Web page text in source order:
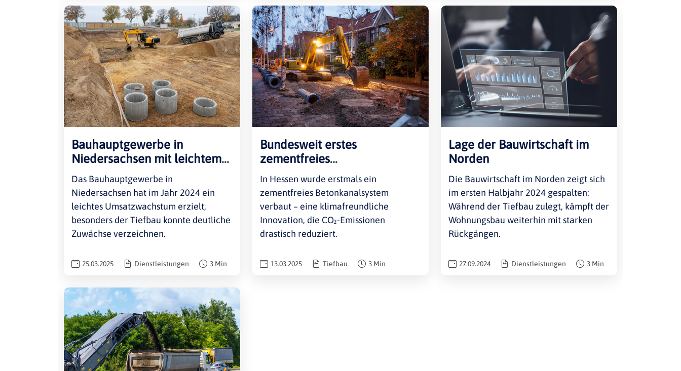
Bauhauptgewerbe in
Niedersachsen mit leichtem
Umsatzwachstum
Das Bauhauptgewerbe in
Niedersachsen hat im Jahr 2024 ein
leichtes Umsatzwachstum erzielt,
besonders der Tiefbau konnte deutliche
Zuwächse verzeichnen.
25.03.2025 Dienstleistungen 3 Min
Bundesweit erstes
zementfreies
Betonkanalsystem verbaut
In Hessen wurde erstmals ein
zementfreies Betonkanalsystem
verbaut – eine klimafreundliche
Innovation, die CO₂-Emissionen
drastisch reduziert.
13.03.2025 Tiefbau 3 Min
Lage der Bauwirtschaft im
Norden
Die Bauwirtschaft im Norden zeigt sich
im ersten Halbjahr 2024 gespalten:
Während der Tiefbau zulegt, kämpft der
Wohnungsbau weiterhin mit starken
Rückgängen.
27.09.2024 Dienstleistungen 3 Min